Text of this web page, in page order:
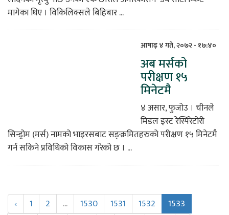
मागेका थिए । विकिलिक्सले बिहिबार ...
आषाढ़ ४ गते, २०७२ - १७:४०
अब मर्सको
परीक्षण १५
मिनेटमै
४ असार, फुजोउ । चीनले
मिडल इस्ट रेस्पिरेटोरी
सिन्ड्रोम (मर्स) नामको भाइरसबाट सङ्क्रमितहरुको परीक्षण १५ मिनेटमै
गर्न सकिने प्रविधिको विकास गरेको छ । ...
‹ 1 2 ... 1530 1531 1532
1533